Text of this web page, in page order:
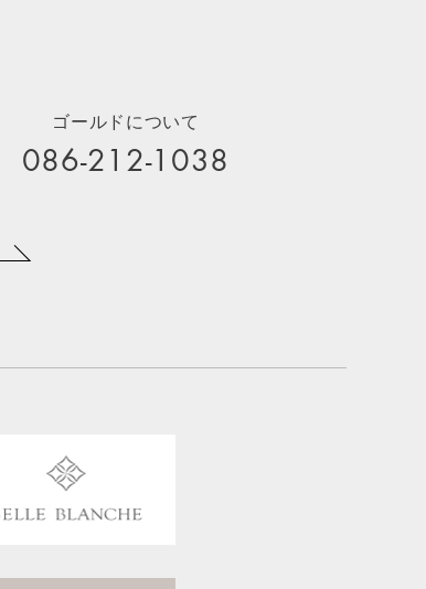
ゴールドについて
086-212-1038